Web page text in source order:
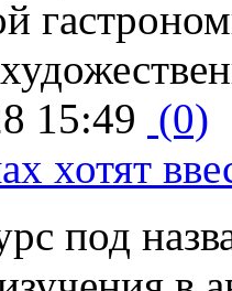
15:49 (0)
хотят
под